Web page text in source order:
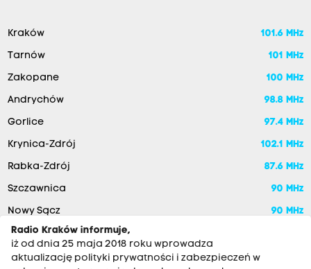
Kraków 101.6 MHz
Tarnów 101 MHz
Zakopane 100 MHz
Andrychów 98.8 MHz
Gorlice 97.4 MHz
Krynica-Zdrój 102.1 MHz
Rabka-Zdrój 87.6 MHz
Szczawnica 90 MHz
Nowy Sącz
90 MHz
Radio Kraków informuje,
iż od dnia 25 maja 2018 roku wprowadza
aktualizację polityki prywatności i zabezpieczeń w